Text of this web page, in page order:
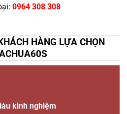
0964 308 308
HÀNG LỰA CHỌN
kinh nghiệm